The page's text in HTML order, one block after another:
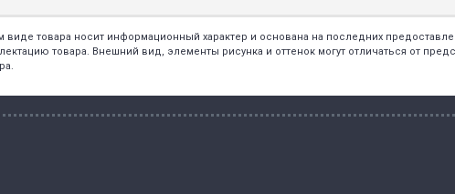
виде товара носит информационный характер и основана на последних
товара. Внешний вид, элементы рисунка и оттенок могут отличаться от